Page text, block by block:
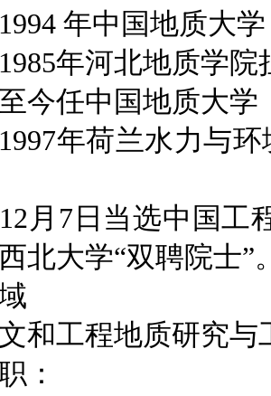
年中国地质大
年河北地质学院
今任中国地质大
年荷兰水力与
月7日当选中国工
北大学“双聘院士”
和工程地质研究与
：